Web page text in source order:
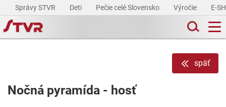
Správy STVR Deti Pečie celé Slovensko Výročie E-
späť
Nočná pyramída - hosť